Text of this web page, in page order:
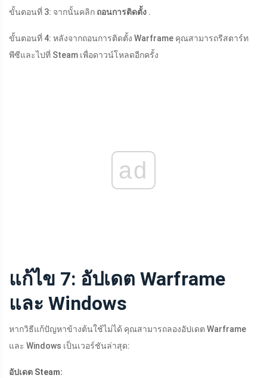
ขั้นตอนที่ 3: จากนั้นคลิก ถอนการติดตั้ง .
ขั้นตอนที่ 4: หลังจากถอนการติดตั้ง Warframe คุณสามารถรีสตาร์ท
พีซีและไปที่ Steam เพื่อดาวน์โหลดอีกครั้ง
ad
แก้ไข 7: อัปเดต Warframe
และ Windows
หากวิธีแก้ปัญหาข้างต้นใช้ไม่ได้ คุณสามารถลองอัปเดต Warframe
และ Windows เป็นเวอร์ชันล่าสุด:
อัปเดต Steam: